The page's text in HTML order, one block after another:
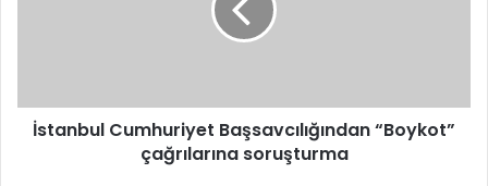
İstanbul Cumhuriyet Başsavcılığından “Boykot”
çağrılarına soruşturma